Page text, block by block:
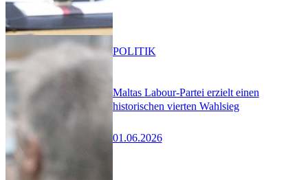
Maltas Labour-Partei erzielt einen
historischen vierten Wahlsieg
01.06.2026
POLITIK